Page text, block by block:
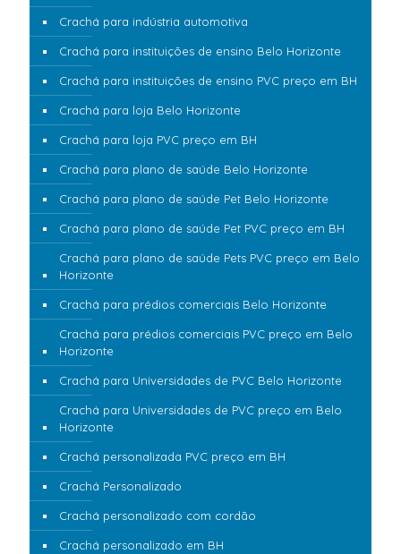
Crachá para indústria automotiva
Crachá para instituições de ensino Belo Horizonte
Crachá para instituições de ensino PVC preço em BH
Crachá para loja Belo Horizonte
Crachá para loja PVC preço em BH
Crachá para plano de saúde Belo Horizonte
Crachá para plano de saúde Pet Belo Horizonte
Crachá para plano de saúde Pet PVC preço em BH
Crachá para plano de saúde Pets PVC preço em Belo
Horizonte
Crachá para prédios comerciais Belo Horizonte
Crachá para prédios comerciais PVC preço em Belo
Horizonte
Crachá para Universidades de PVC Belo Horizonte
Crachá para Universidades de PVC preço em Belo
Horizonte
Crachá personalizada PVC preço em BH
Crachá Personalizado
Crachá personalizado com cordão
Crachá personalizado em BH